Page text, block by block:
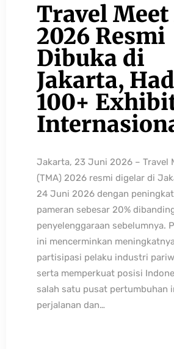
Travel Meet
2026 Resmi
Dibuka di
Jakarta,
100+
Jakarta, 23 Juni 2026 – Travel
(TMA) 2026 resmi digelar di
24 Juni 2026 dengan
pameran sebesar 20%
penyelenggaraan sebelumnya.
ini mencerminkan
partisipasi pelaku industri
serta memperkuat posisi
salah satu pusat pertumbuhan
perjalanan dan…